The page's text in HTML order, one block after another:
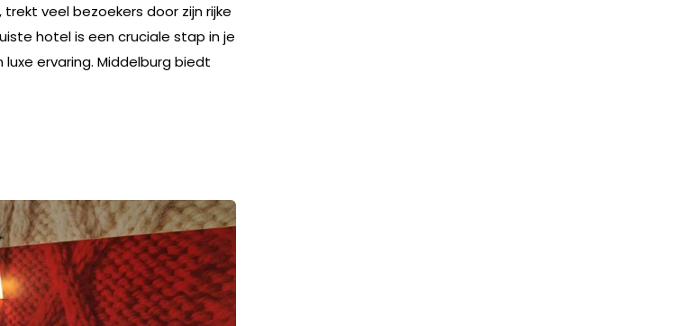
veel bezoekers door zijn rijke
hotel is een cruciale stap in je
ervaring. Middelburg biedt